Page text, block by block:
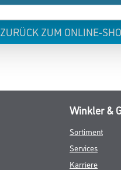
ZURÜCK ZUM ONLINE-
Winkler &
Sortiment
Services
Karriere